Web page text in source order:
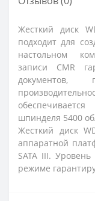
Жесткий диск
подходит для
настольном
записи CMR
документов,
шпинделя 5400
Жесткий диск
аппаратной
SATA III.
режиме